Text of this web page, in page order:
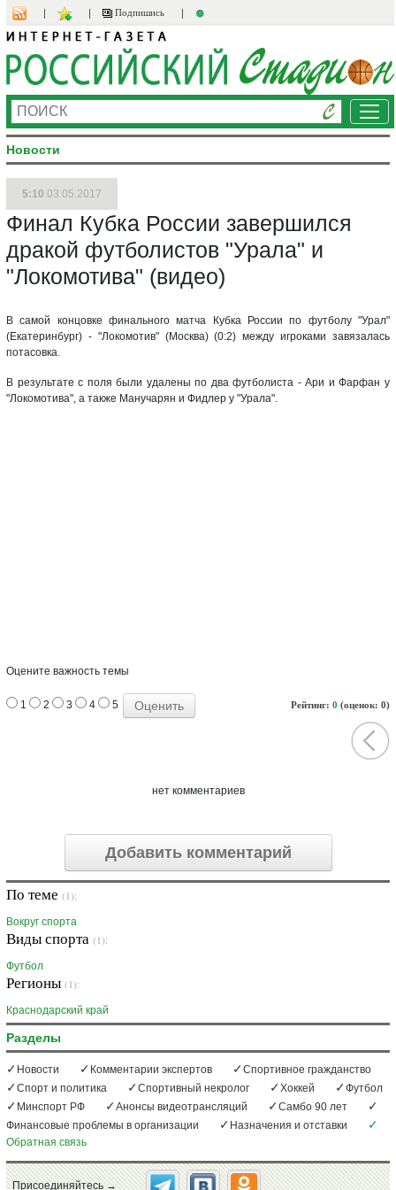
Подпишись
Новости
5:10 03.05.2017
Финал Кубка России завершился
дракой футболистов "Урала" и
"Локомотива" (видео)
В самой концовке финального матча Кубка России по футболу "Урал"
(Екатеринбург) - "Локомотив" (Москва) (0:2) между игроками завязалась
потасовка.
В результате с поля были удалены по два футболиста - Ари и Фарфан у
"Локомотива", а также Манучарян и Фидлер у "Урала".
Оцените важность темы
Рейтинг: 0 (оценок: 0)
1 2 3 4 5
нет комментариев
Добавить комментарий
По теме (1):
Вокруг спорта
Виды спорта (1):
Футбол
Регионы (1):
Краснодарский край
Разделы
Новости Комментарии экспертов
Спортивное гражданство
Спорт и политика
Спортивный некролог Хоккей
Футбол
Минспорт РФ
Анонсы видеотрансляций
Самбо 90 лет
Финансовые проблемы в организации
Назначения и отставки
Обратная связь
Присоединяйтесь →